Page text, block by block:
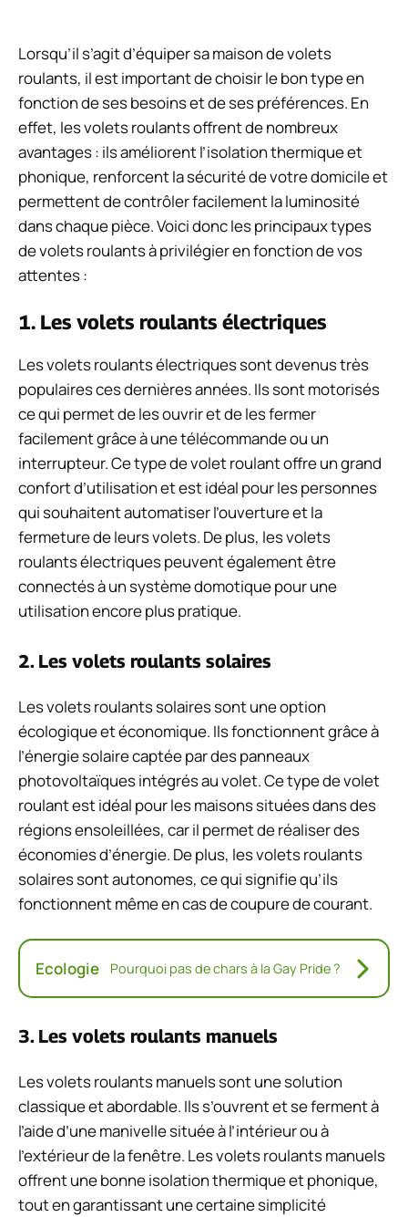
Lorsqu’il s’agit d’équiper sa maison de volets
roulants, il est important de choisir le bon type en
fonction de ses besoins et de ses préférences. En
effet, les volets roulants offrent de nombreux
avantages : ils améliorent l’isolation thermique et
phonique, renforcent la sécurité de votre domicile et
permettent de contrôler facilement la luminosité
dans chaque pièce. Voici donc les principaux types
de volets roulants à privilégier en fonction de vos
attentes :
1. Les volets roulants électriques
Les volets roulants électriques sont devenus très
populaires ces dernières années. Ils sont motorisés
ce qui permet de les ouvrir et de les fermer
facilement grâce à une télécommande ou un
interrupteur. Ce type de volet roulant offre un grand
confort d’utilisation et est idéal pour les personnes
qui souhaitent automatiser l’ouverture et la
fermeture de leurs volets. De plus, les volets
roulants électriques peuvent également être
connectés à un système domotique pour une
utilisation encore plus pratique.
2. Les volets roulants solaires
Les volets roulants solaires sont une option
écologique et économique. Ils fonctionnent grâce à
l’énergie solaire captée par des panneaux
photovoltaïques intégrés au volet. Ce type de volet
roulant est idéal pour les maisons situées dans des
régions ensoleillées, car il permet de réaliser des
économies d’énergie. De plus, les volets roulants
solaires sont autonomes, ce qui signifie qu’ils
fonctionnent même en cas de coupure de courant.
Ecologie Pourquoi pas de chars à la Gay Pride ?
3. Les volets roulants manuels
Les volets roulants manuels sont une solution
classique et abordable. Ils s’ouvrent et se ferment à
l’aide d’une manivelle située à l’intérieur ou à
l’extérieur de la fenêtre. Les volets roulants manuels
offrent une bonne isolation thermique et phonique,
tout en garantissant une certaine simplicité